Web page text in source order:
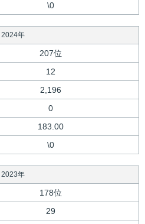
\0
2024年
207位
12
2,196
0
183.00
\0
2023年
178位
29